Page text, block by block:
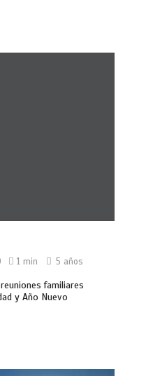
1 min 5 años
familiares
y Año Nuevo